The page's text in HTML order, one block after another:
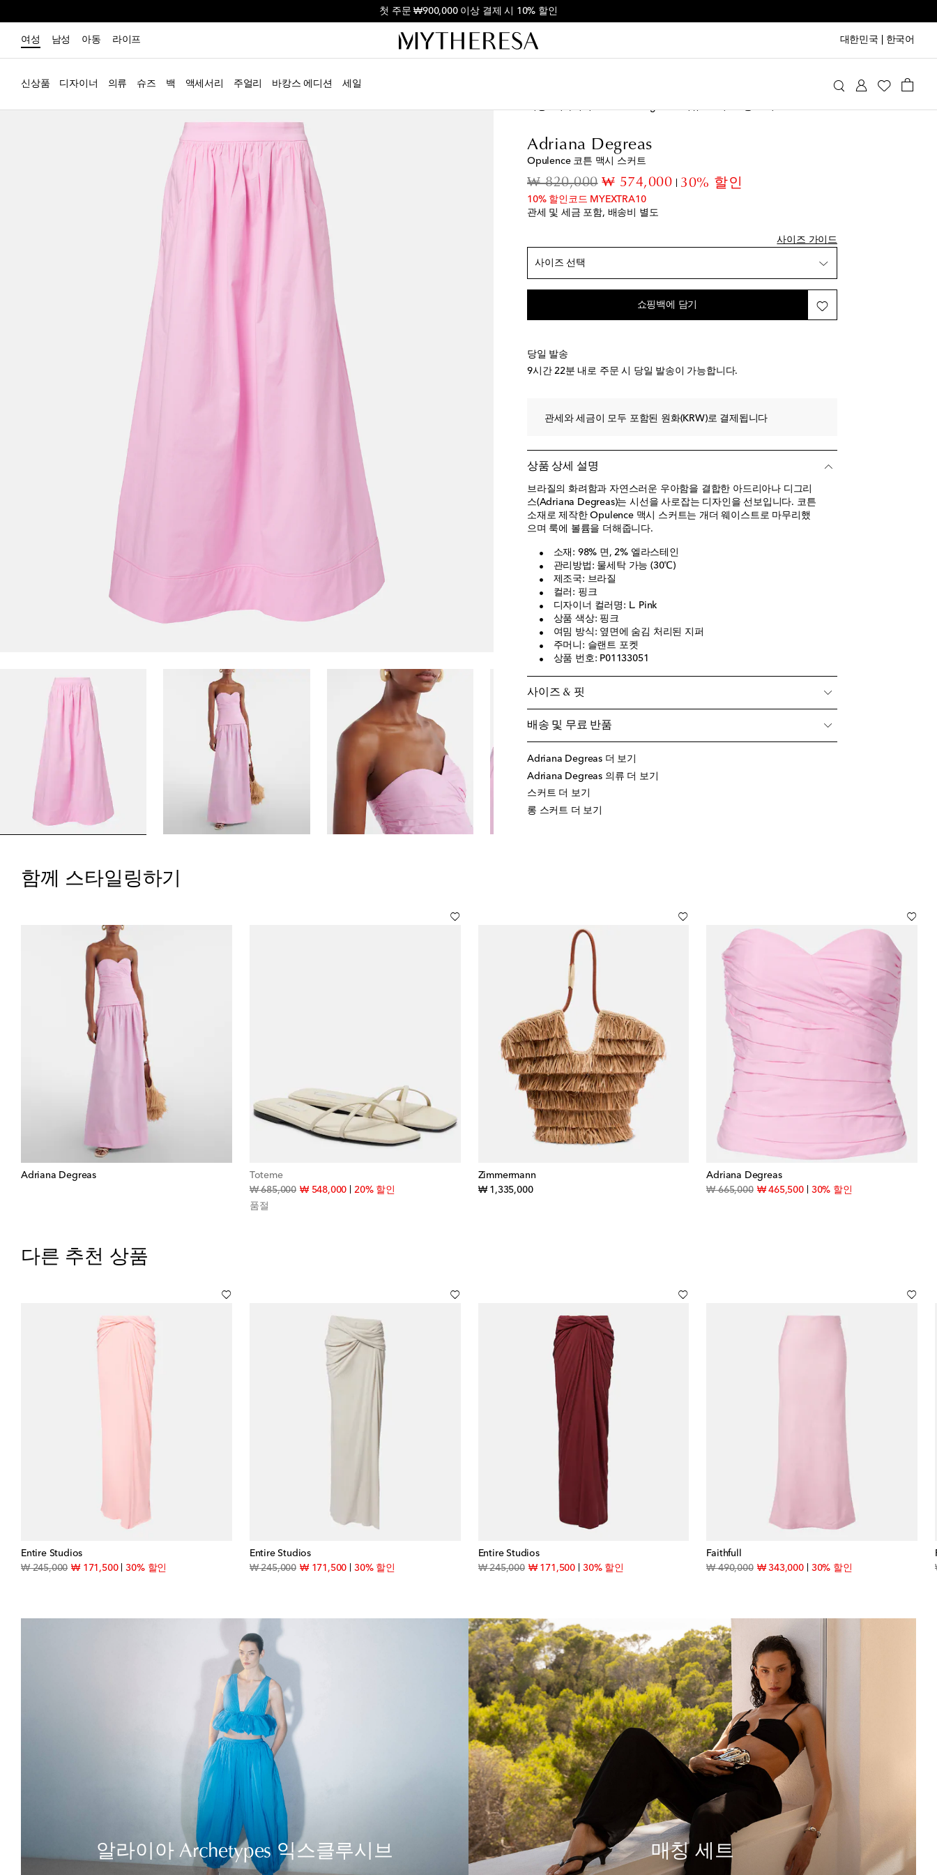
첫 주문 ₩900,000 이상 결제 시 10% 할인
여성 남성 아동 라이프 대한민국 한국어
신상품 디자이너 의류 슈즈 백 액세서리 주얼리 바캉스 에디션 세일
Adriana Degreas
Opulence 코튼 맥시 스커트
₩ 820,000original price
₩ 574,000discount price
30% 할인
10% 할인코드 MYEXTRA10
관세 및 세금 포함, 배송비 별도
사이즈 가이드
사이즈 선택
정 사이즈
XS / KR 55 위시리스트에 추가
L / KR 77 위시리스트에 추가
쇼핑백에 담기
당일 발송
9시간 22분 내로 주문 시 당일 발송이 가능합니다.
관세와 세금이 모두 포함된 원화(KRW)로 결제됩니다
상품 상세 설명
브라질의 화려함과 자연스러운 우아함을 결합한 아드리아나 디그리
스(Adriana Degreas)는 시선을 사로잡는 디자인을 선보입니다. 코튼
소재로 제작한 Opulence 맥시 스커트는 개더 웨이스트로 마무리했
으며 룩에 볼륨을 더해줍니다.
소재: 98% 면, 2% 엘라스테인
관리방법: 물세탁 가능 (30℃)
제조국: 브라질
컬러: 핑크
디자이너 컬러명: L. Pink
상품 색상: 핑크
여밈 방식: 옆면에 숨김 처리된 지퍼
주머니: 슬랜트 포켓
상품 번호: P01133051
사이즈 & 핏
배송 및 무료 반품
Adriana Degreas 더 보기
Adriana Degreas 의류 더 보기
스커트 더 보기
롱 스커트 더 보기
함께 스타일링하기
Adriana Degreas
Toteme
₩ 685,000original price
₩ 548,000discount price
20% 할인
품절
Zimmermann
₩ 1,335,000original price
Adriana Degreas
₩ 665,000original price
₩ 465,500discount price
30% 할인
다른 추천 상품
Entire Studios
₩ 245,000original price
₩ 171,500discount price
30% 할인
Entire Studios
₩ 245,000original price
₩ 171,500discount price
30% 할인
Entire Studios
₩ 245,000original price
₩ 171,500discount price
30% 할인
Faithfull
₩ 490,000original price
₩ 343,000discount price
30% 할인
알라이아 Archetypes 익스클루시브 매칭 세트